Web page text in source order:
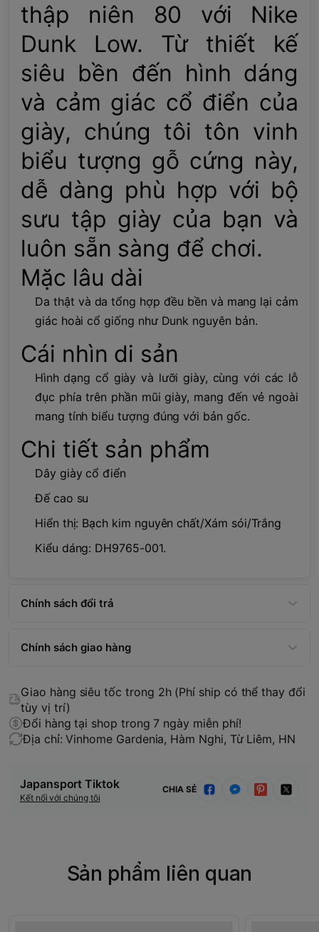
thập niên 80 với Nike
Dunk Low. Từ thiết kế
siêu bền đến hình dáng
và cảm giác cổ điển của
giày, chúng tôi tôn vinh
biểu tượng gỗ cứng này,
dễ dàng phù hợp với bộ
sưu tập giày của bạn và
luôn sẵn sàng để chơi.
Mặc lâu dài
Da thật và da tổng hợp đều bền và mang lại cảm
giác hoài cổ giống như Dunk nguyên bản.
Cái nhìn di sản
Hình dạng cổ giày và lưỡi giày, cùng với các lỗ
đục phía trên phần mũi giày, mang đến vẻ ngoài
mang tính biểu tượng đúng với bản gốc.
Chi tiết sản phẩm
Dây giày cổ điển
Đế cao su
Hiển thị: Bạch kim nguyên chất/Xám sói/Trắng
Kiểu dáng: DH9765-001.
Chính sách đổi trả
Chính sách giao hàng
Giao hàng siêu tốc trong 2h (Phí ship có thể thay đổi
tùy vị trí)
Đổi hàng tại shop trong 7 ngày miễn phí!
Địa chỉ: Vinhome Gardenia, Hàm Nghi, Từ Liêm, HN
Japansport Tiktok
Kết nối với chúng tôi
CHIA SẺ
Sản phẩm liên quan